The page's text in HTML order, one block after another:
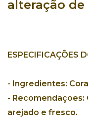
alteração de
ESPECIFICAÇÕES
- Ingredientes:
- Recomendações:
arejado e fresco.